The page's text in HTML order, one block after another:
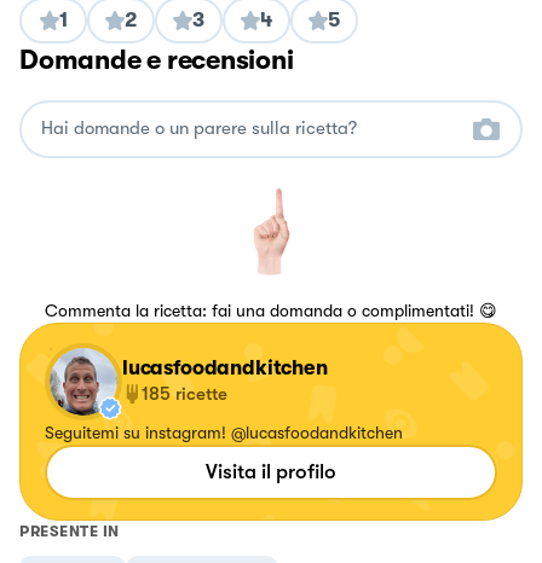
1 2 3 4 5
Domande e recensioni
Commenta la ricetta: fai una domanda o complimentati! 😋
lucasfoodandkitchen
185 ricette
Seguitemi su instagram! @lucasfoodandkitchen
Visita il profilo
PRESENTE IN